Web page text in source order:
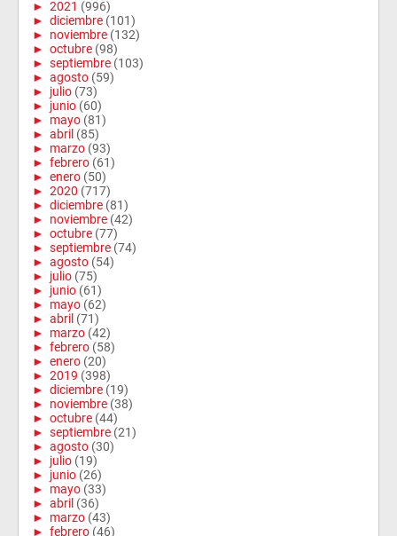
► 2021 (996)
► diciembre (101)
► noviembre (132)
► octubre (98)
► septiembre (103)
► agosto (59)
► julio (73)
► junio (60)
► mayo (81)
► abril (85)
► marzo (93)
► febrero (61)
► enero (50)
► 2020 (717)
► diciembre (81)
► noviembre (42)
► octubre (77)
► septiembre (74)
► agosto (54)
► julio (75)
► junio (61)
► mayo (62)
► abril (71)
► marzo (42)
► febrero (58)
► enero (20)
► 2019 (398)
► diciembre (19)
► noviembre (38)
► octubre (44)
► septiembre (21)
► agosto (30)
► julio (19)
► junio (26)
► mayo (33)
► abril (36)
► marzo (43)
► febrero (46)